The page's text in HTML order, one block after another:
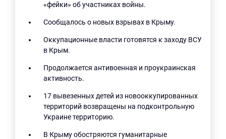
«фейки» об участниках войны.
Сообщалось о новых взрывах в Крыму.
Оккупационные власти готовятся к заходу ВСУ
в Крым.
Продолжается антивоенная и проукраинская
активность.
17 вывезенных детей из новооккупированных
территорий возвращены на подконтрольную
Украине территорию.
В Крыму обостряются гуманитарные